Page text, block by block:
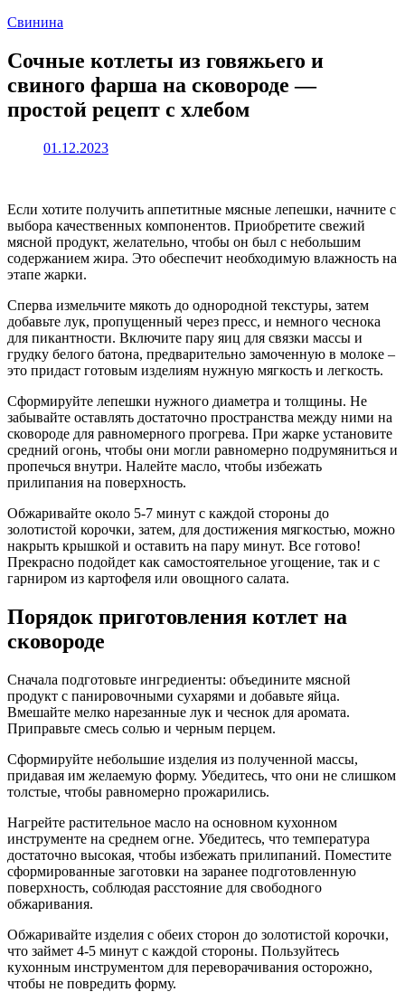
Свинина
Сочные котлеты из говяжьего и
свиного фарша на сковороде —
простой рецепт с хлебом
01.12.2023
Если хотите получить аппетитные мясные лепешки, начните с
выбора качественных компонентов. Приобретите свежий
мясной продукт, желательно, чтобы он был с небольшим
содержанием жира. Это обеспечит необходимую влажность на
этапе жарки.
Сперва измельчите мякоть до однородной текстуры, затем
добавьте лук, пропущенный через пресс, и немного чеснока
для пикантности. Включите пару яиц для связки массы и
грудку белого батона, предварительно замоченную в молоке –
это придаст готовым изделиям нужную мягкость и легкость.
Сформируйте лепешки нужного диаметра и толщины. Не
забывайте оставлять достаточно пространства между ними на
сковороде для равномерного прогрева. При жарке установите
средний огонь, чтобы они могли равномерно подрумяниться и
пропечься внутри. Налейте масло, чтобы избежать
прилипания на поверхность.
Обжаривайте около 5-7 минут с каждой стороны до
золотистой корочки, затем, для достижения мягкостью, можно
накрыть крышкой и оставить на пару минут. Все готово!
Прекрасно подойдет как самостоятельное угощение, так и с
гарниром из картофеля или овощного салата.
Порядок приготовления котлет на
сковороде
Сначала подготовьте ингредиенты: объедините мясной
продукт с панировочными сухарями и добавьте яйца.
Вмешайте мелко нарезанные лук и чеснок для аромата.
Приправьте смесь солью и черным перцем.
Сформируйте небольшие изделия из полученной массы,
придавая им желаемую форму. Убедитесь, что они не слишком
толстые, чтобы равномерно прожарились.
Нагрейте растительное масло на основном кухонном
инструменте на среднем огне. Убедитесь, что температура
достаточно высокая, чтобы избежать прилипаний. Поместите
сформированные заготовки на заранее подготовленную
поверхность, соблюдая расстояние для свободного
обжаривания.
Обжаривайте изделия с обеих сторон до золотистой корочки,
что займет 4-5 минут с каждой стороны. Пользуйтесь
кухонным инструментом для переворачивания осторожно,
чтобы не повредить форму.